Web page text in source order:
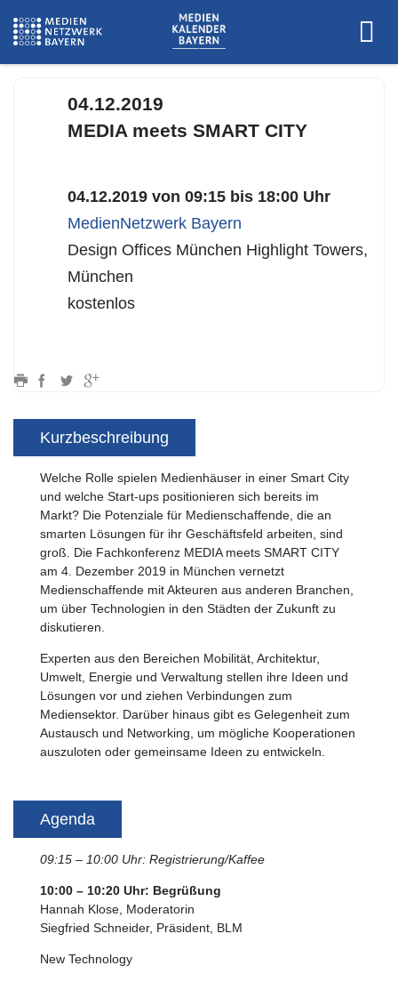
04.12.2019
MEDIA meets SMART CITY
04.12.2019 von 09:15 bis 18:00 Uhr
MedienNetzwerk Bayern
Design Offices München Highlight Towers,
München
kostenlos
Kurzbeschreibung
Welche Rolle spielen Medienhäuser in einer Smart City
und welche Start-ups positionieren sich bereits im
Markt? Die Potenziale für Medienschaffende, die an
smarten Lösungen für ihr Geschäftsfeld arbeiten, sind
groß. Die Fachkonferenz MEDIA meets SMART CITY
am 4. Dezember 2019 in München vernetzt
Medienschaffende mit Akteuren aus anderen Branchen,
um über Technologien in den Städten der Zukunft zu
diskutieren.
Experten aus den Bereichen Mobilität, Architektur,
Umwelt, Energie und Verwaltung stellen ihre Ideen und
Lösungen vor und ziehen Verbindungen zum
Mediensektor. Darüber hinaus gibt es Gelegenheit zum
Austausch und Networking, um mögliche Kooperationen
auszuloten oder gemeinsame Ideen zu entwickeln.
Agenda
09:15 – 10:00 Uhr: Registrierung/Kaffee
10:00 – 10:20 Uhr: Begrüßung
Hannah Klose, Moderatorin
Siegfried Schneider, Präsident, BLM
New Technology